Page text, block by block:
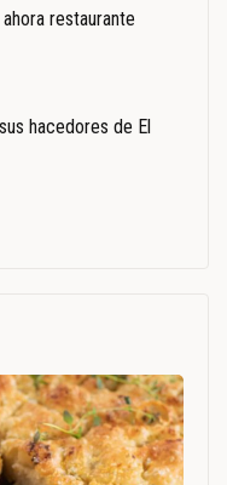
restaurante
hacedores de El